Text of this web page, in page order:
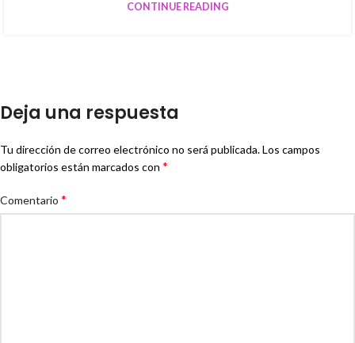
CONTINUE READING
Deja una respuesta
Tu dirección de correo electrónico no será publicada.Los campos
obligatorios están marcados con *
Comentario *